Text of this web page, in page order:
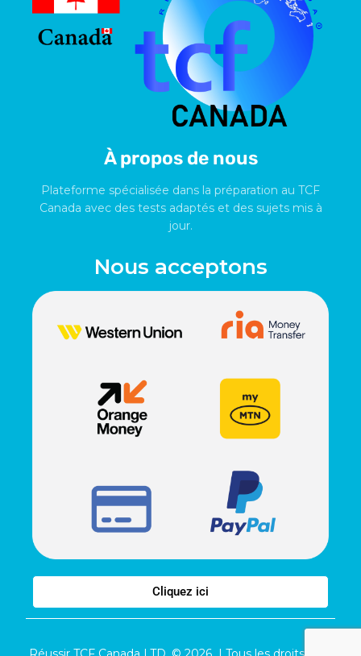
À propos de nous
Plateforme spécialisée dans la préparation au TCF
Canada avec des tests adaptés et des sujets mis à
jour.
Nous acceptons
Cliquez ici